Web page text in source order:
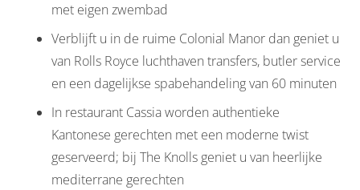
met eigen zwembad
Verblijft u in de ruime Colonial Manor dan geniet u
van Rolls Royce luchthaven transfers, butler service
en een dagelijkse spabehandeling van 60 minuten
In restaurant Cassia worden authentieke
Kantonese gerechten met een moderne twist
geserveerd; bij The Knolls geniet u van heerlijke
mediterrane gerechten